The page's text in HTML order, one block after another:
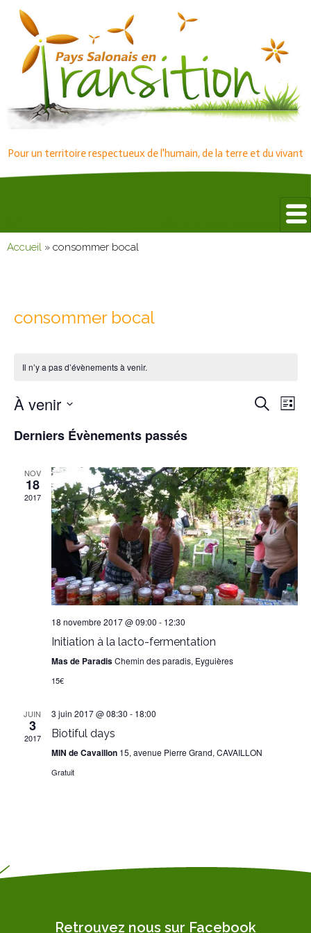
Pour un territoire respectueux de l'humain, de la terre et du vivant
Accueil » consommer bocal
consommer bocal
Il n’y a pas d’évènements à venir.
vues
Recherche
de
Liste
À venir
une
Derniers Évènements passés
NOV
18
2017
18 novembre 2017 @ 09:00 - 12:30
Initiation à la lacto-fermentation
Mas de ParadisChemin des paradis, Eyguières
15€
JUIN
3
2017
3 juin 2017 @ 08:30 - 18:00
Biotiful days
MIN de Cavaillon 15, avenue Pierre Grand, CAVAILLON
Gratuit
Retrouvez nous sur Facebook